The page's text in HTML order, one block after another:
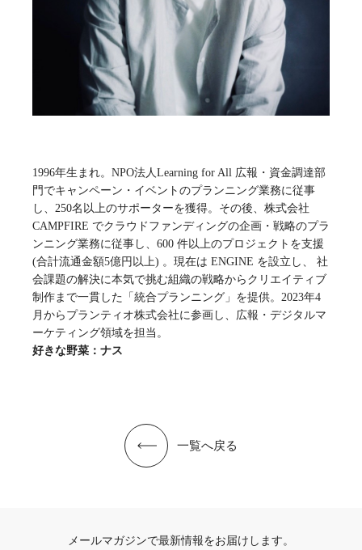
1996年生まれ。NPO法人Learning for All 広報・資金調達部
門でキャンペーン・イベントのプランニング業務に従事
し、250名以上のサポーターを獲得。その後、株式会社
CAMPFIRE でクラウドファンディングの企画・戦略のプラ
ンニング業務に従事し、600 件以上のプロジェクトを支援
(合計流通金額5億円以上) 。現在は ENGINE を設立し、 社
会課題の解決に本気で挑む組織の戦略からクリエイティブ
制作まで一貫した「統合プランニング」を提供。2023年4
月からプランティオ株式会社に参画し、広報・デジタルマ
ーケティング領域を担当。
好きな野菜：ナス
一覧へ戻る
メールマガジンで最新情報をお届けします。